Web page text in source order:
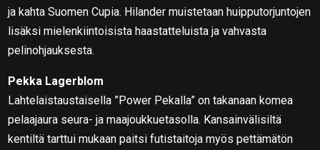
ja kahta Suomen Cupia. Hilander muistetaan huipputorjuntojen
lisäksi mielenkiintoisista haastatteluista ja vahvasta
pelinohjauksesta.
Pekka Lagerblom
Lahtelaistaustaisella ”Power Pekalla” on takanaan komea
pelaajaura seura- ja maajoukkuetasolla. Kansainvälisiltä
kentiltä tarttui mukaan paitsi futistaitoja myös pettämätön